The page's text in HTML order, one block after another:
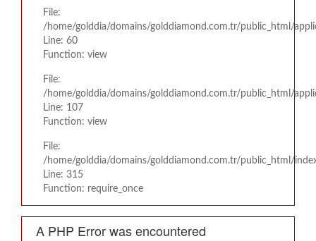
File:
/home/golddia/domains/golddiamond.com.tr/public_html/
Line: 60
Function: view
File:
/home/golddia/domains/golddiamond.com.tr/public_html/
Line: 107
Function: view
File:
/home/golddia/domains/golddiamond.com.tr/public_html/
Line: 315
Function: require_once
A PHP Error was encountered